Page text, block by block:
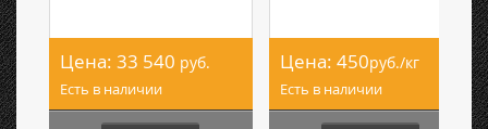
Цена: 33 540 руб.
Есть в наличии
Цена: 450руб./кг
Есть в наличии